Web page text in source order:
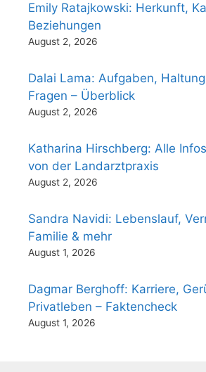
Emily Ratajkowski: Herkunft,
Beziehungen
August 2, 2026
Dalai Lama: Aufgaben,
Fragen – Überblick
August 2, 2026
Katharina Hirschberg: Alle
von der Landarztpraxis
August 2, 2026
Sandra Navidi: Lebenslauf,
Familie & mehr
August 1, 2026
Dagmar Berghoff: Karriere,
Privatleben – Faktencheck
August 1, 2026